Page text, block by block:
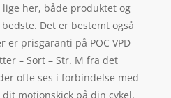
her, både produktet og
Det er bestemt også
prisgaranti på POC VPD
– Sort – Str. M fra det
ofte ses i forbindelse med
motionskick på din cykel,